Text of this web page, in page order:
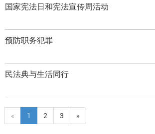
国家宪法日和宪法宣传周活动
预防职务犯罪
民法典与生活同行
« 1 2 3 »